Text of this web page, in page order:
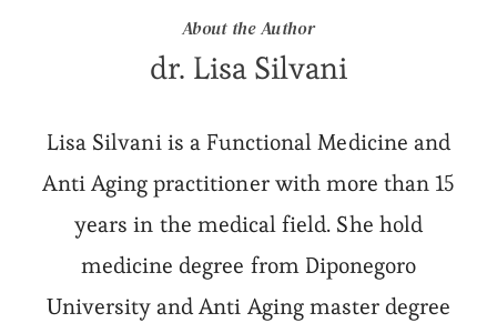
About the Author
dr. Lisa Silvani
Lisa Silvani is a Functional Medicine and
Anti Aging practitioner with more than 15
years in the medical field. She hold
medicine degree from Diponegoro
University and Anti Aging master degree